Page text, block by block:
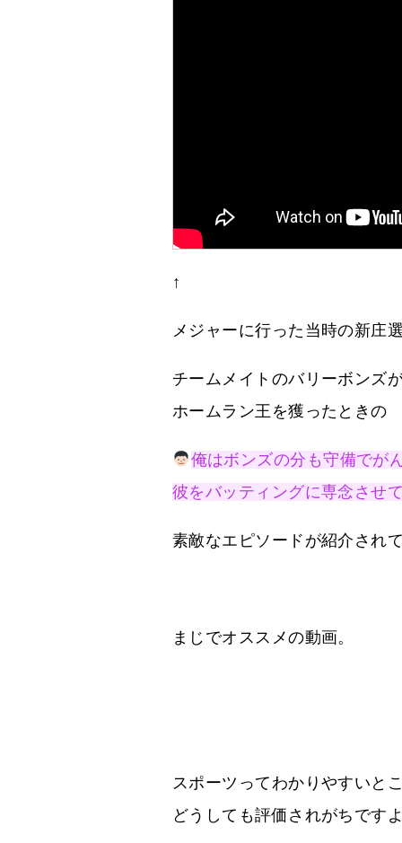
↑
メジャーに行った当時の新庄選
チームメイトのバリーボンズ
ホームラン王を獲ったときの
俺はボンズの分も守備でが
彼をバッティングに専念させ
素敵なエピソードが紹介されて
まじでオススメの動画。
スポーツってわかりやすいと
どうしても評価されがちですよ